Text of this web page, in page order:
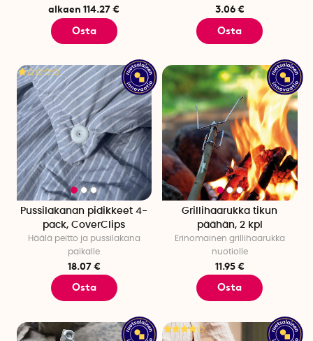
alkaen 114.27 €
Osta
3.06 €
Osta
Pussilakanan pidikkeet 4-
pack, CoverClips
Häälä peitto ja pussilakana
paikalle
18.07 €
Osta
Grillihaarukka tikun
päähän, 2 kpl
Erinomainen grillihaarukka
nuotiolle
11.95 €
Osta